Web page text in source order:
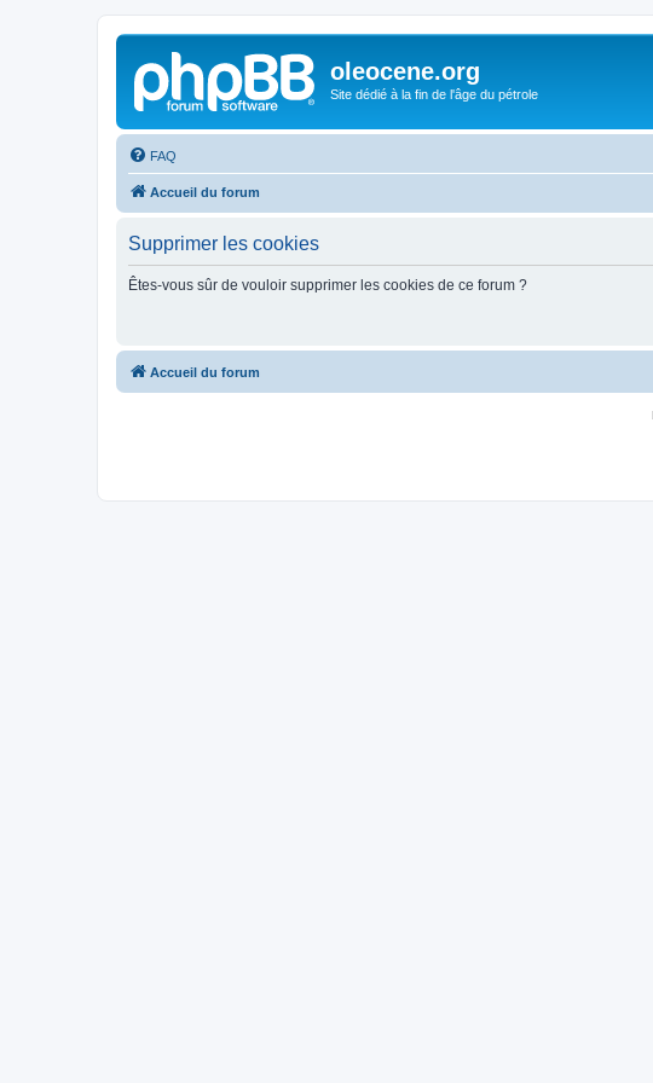
oleocene.org
Site dédié à la fin de l'âge du pétrole
FAQ
Accueil du forum
Supprimer les cookies
Êtes-vous sûr de vouloir supprimer les cookies de ce forum ?
Accueil du forum